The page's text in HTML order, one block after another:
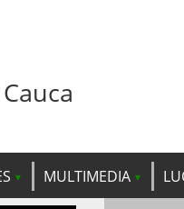
MULTIMEDIA